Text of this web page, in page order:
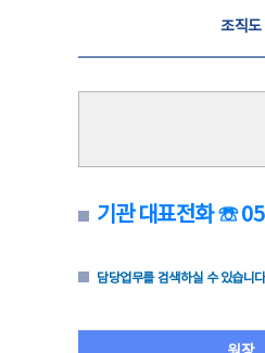
조직도
기관 대표전화 ☏
담당업무를 검색하실 수 있습니